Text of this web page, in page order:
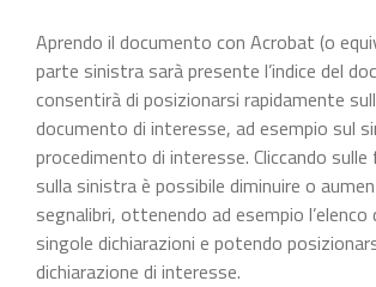
Aprendo il documento con Acrobat (o
parte sinistra sarà presente l’indice del
consentirà di posizionarsi rapidamente
documento di interesse, ad esempio sul
procedimento di interesse. Cliccando
sulla sinistra è possibile diminuire o
segnalibri, ottenendo ad esempio
singole dichiarazioni e potendo
dichiarazione di interesse.